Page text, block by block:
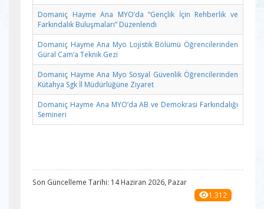
Domaniç Hayme Ana MYO’da “Gençlik İçin Rehberlik ve
Farkındalık Buluşmaları” Düzenlendi
Domaniç Hayme Ana Myo Lojistik Bölümü Öğrencilerinden
Güral Cam’a Teknik Gezi
Domaniç Hayme Ana Myo Sosyal Güvenlik Öğrencilerinden
Kütahya Sgk İl Müdürlüğüne Ziyaret
Domaniç Hayme Ana MYO’da AB ve Demokrasi Farkındalığı
Semineri
Son Güncelleme Tarihi: 14 Haziran 2026, Pazar
1.312